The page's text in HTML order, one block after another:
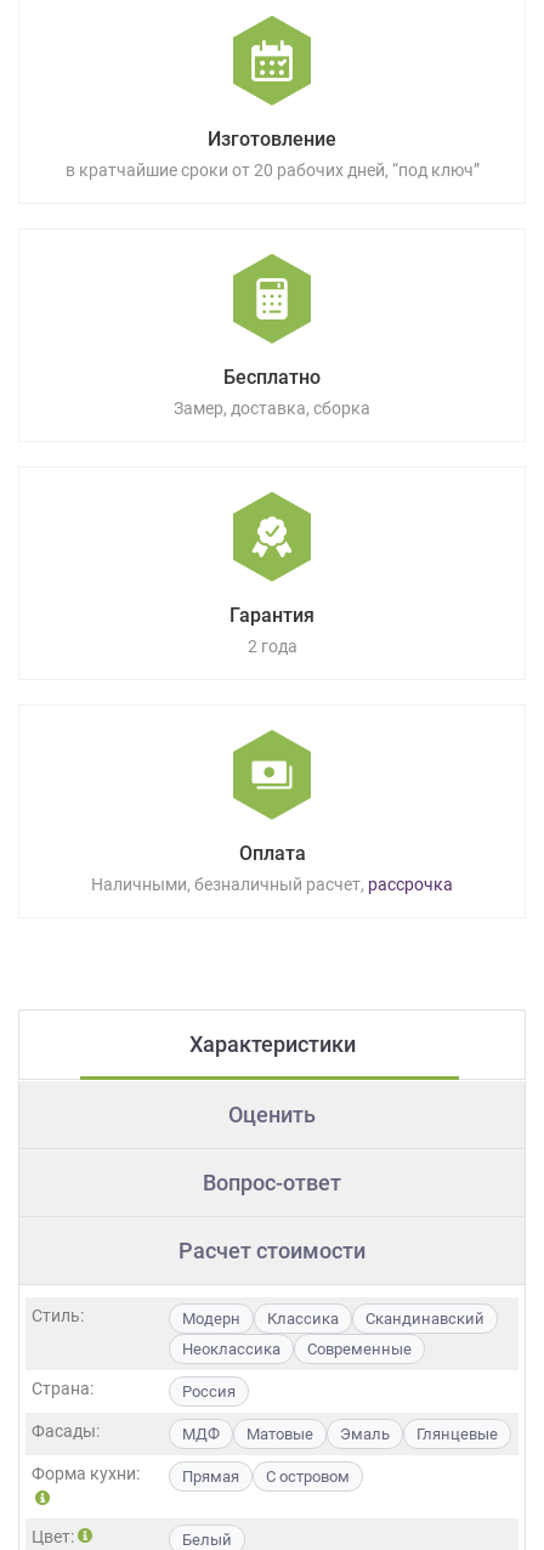
Изготовление
в кратчайшие сроки от 20 рабочих дней, “под ключ”
Бесплатно
Замер, доставка, сборка
Гарантия
2 года
Оплата
Наличными, безналичный расчет, рассрочка
Характеристики
Оценить
Вопрос-ответ
Расчет стоимости
Стиль: Модерн Классика
Скандинавский
Неоклассика
Современные
Страна: Россия
Фасады: МДФ Матовые Эмаль Глянцевые
Форма кухни: Прямая С островом
Цвет: Белый